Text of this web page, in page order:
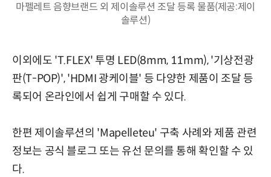
마펠레트 음향브랜드 외 제이솔루션 조달 등록 물품(제공:제이
솔루션)
이외에도 'T.FLEX' 투명 LED(8mm, 11mm), '기상전광
판(T-POP)', 'HDMI 광케이블' 등 다양한 제품이 조달 등
록되어 온라인에서 쉽게 구매할 수 있다.
한편 제이솔루션의 'Mapelleteu' 구축 사례와 제품 관련
정보는 공식 블로그 또는 유선 문의를 통해 확인할 수 있
다.